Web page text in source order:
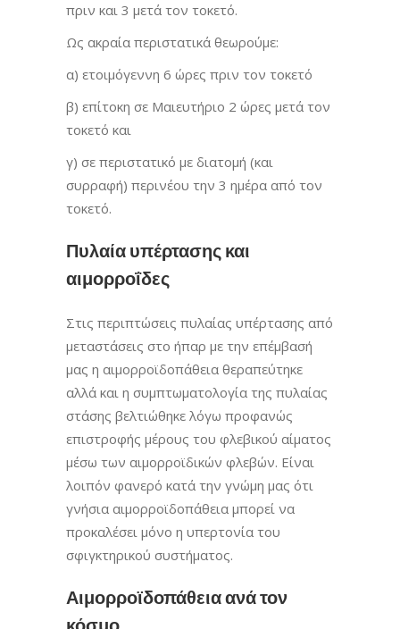
πριν και 3 μετά τον τοκετό.
Ως ακραία περιστατικά θεωρούμε:
α) ετοιμόγεννη 6 ώρες πριν τον τοκετό
β) επίτοκη σε Μαιευτήριο 2 ώρες μετά τον
τοκετό και
γ) σε περιστατικό με διατομή (και
συρραφή) περινέου την 3 ημέρα από τον
τοκετό.
Πυλαία υπέρτασης και
αιμορροΐδες
Στις περιπτώσεις πυλαίας υπέρτασης από
μεταστάσεις στο ήπαρ με την επέμβασή
μας η αιμορροϊδοπάθεια θεραπεύτηκε
αλλά και η συμπτωματολογία της πυλαίας
στάσης βελτιώθηκε λόγω προφανώς
επιστροφής μέρους του φλεβικού αίματος
μέσω των αιμορροϊδικών φλεβών. Είναι
λοιπόν φανερό κατά την γνώμη μας ότι
γνήσια αιμορροϊδοπάθεια μπορεί να
προκαλέσει μόνο η υπερτονία του
σφιγκτηρικού συστήματος.
Αιμορροϊδοπάθεια ανά τον